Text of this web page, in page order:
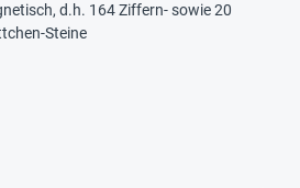
d.h. 164 Ziffern- sowie 20
Steine